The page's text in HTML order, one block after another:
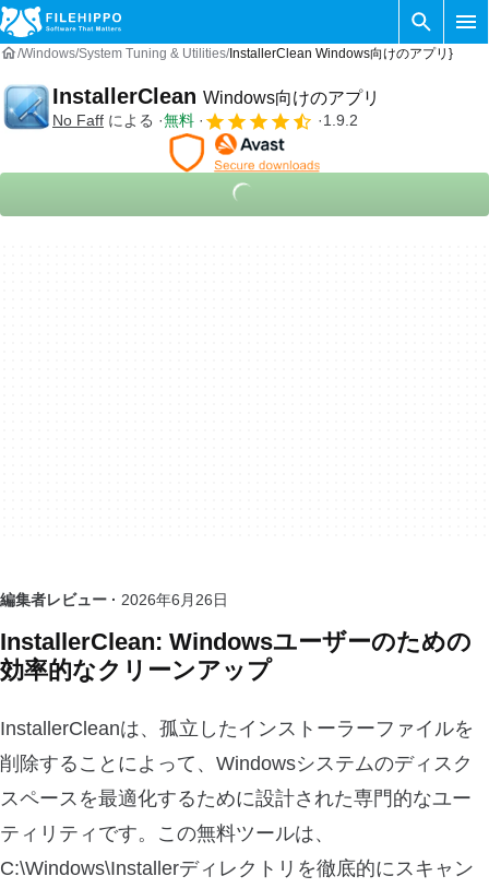
Windows System Tuning & Utilities InstallerClean Windows向けのアプリ}
InstallerClean Windows向けのアプリ
No Faff による 無料 1.9.2
編集者レビュー · 2026年6月26日
InstallerClean: Windowsユーザーのための
効率的なクリーンアップ
InstallerCleanは、孤立したインストーラーファイルを
削除することによって、Windowsシステムのディスク
スペースを最適化するために設計された専門的なユー
ティリティです。この無料ツールは、
C:\Windows\Installerディレクトリを徹底的にスキャン